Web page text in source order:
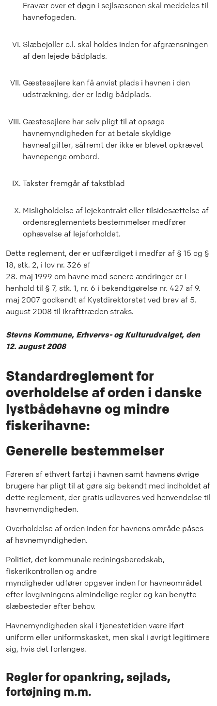
Fravær over et døgn i sejlsæsonen skal meddeles til
havnefogeden.
Slæbejoller o.l. skal holdes inden for afgrænsningen
af den lejede bådplads.
Gæstesejlere kan få anvist plads i havnen i den
udstrækning, der er ledig bådplads.
Gæstesejlere har selv pligt til at opsøge
havnemyndigheden for at betale skyldige
havneafgifter, såfremt der ikke er blevet opkrævet
havnepenge ombord.
Takster fremgår af takstblad
Misligholdelse af lejekontrakt eller tilsidesættelse af
ordensreglementets bestemmelser medfører
ophævelse af lejeforholdet.
Dette reglement, der er udfærdiget i medfør af § 15 og §
18, stk. 2, i lov nr. 326 af
28. maj 1999 om havne med senere ændringer er i
henhold til § 7, stk. 1, nr. 6 i bekendtgørelse nr. 427 af 9.
maj 2007 godkendt af Kystdirektoratet ved brev af 5.
august 2008 til ikrafttræden straks.
Stevns Kommune, Erhvervs- og Kulturudvalget, den
12. august 2008
Standardreglement for
overholdelse af orden i danske
lystbådehavne og mindre
fiskerihavne:
Generelle bestemmelser
Føreren af ethvert fartøj i havnen samt havnens øvrige
brugere har pligt til at gøre sig bekendt med indholdet af
dette reglement, der gratis udleveres ved henvendelse til
havnemyndigheden.
Overholdelse af orden inden for havnens område påses
af havnemyndigheden.
Politiet, det kommunale redningsberedskab,
fiskerikontrollen og andre
myndigheder udfører opgaver inden for havneområdet
efter lovgivningens almindelige regler og kan benytte
slæbesteder efter behov.
Havnemyndigheden skal i tjenestetiden være iført
uniform eller uniformskasket, men skal i øvrigt legitimere
sig, hvis det forlanges.
Regler for opankring, sejlads,
fortøjning m.m.